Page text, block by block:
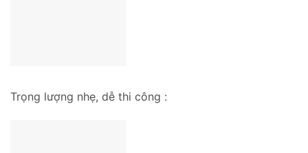
Trọng lượng nhẹ, dễ thi công :